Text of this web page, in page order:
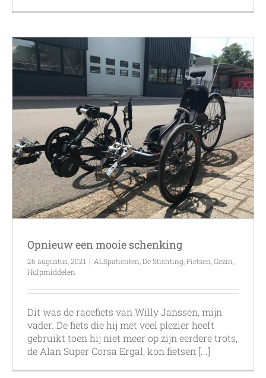
Opnieuw een mooie schenking
26 augustus, 2021 | ALSpatienten De Stichting Fietsen Gezin
Hulpmiddelen
Dit was de racefiets van Willy Janssen, mijn
vader. De fiets die hij met veel plezier heeft
gebruikt toen hij niet meer op zijn eerdere trots,
de Alan Super Corsa Ergal, kon fietsen [...]